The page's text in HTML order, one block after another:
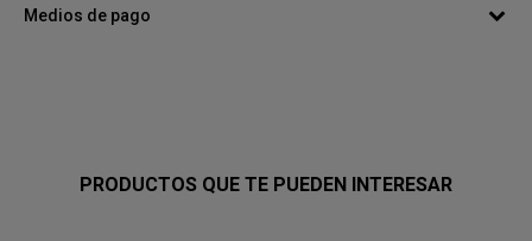
Medios de pago
PRODUCTOS QUE TE PUEDEN INTERESAR